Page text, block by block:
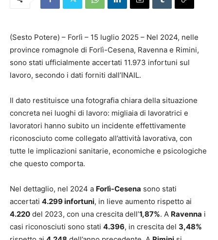
(Sesto Potere) – Forlì – 15 luglio 2025 – Nel 2024, nelle
province romagnole di Forlì-Cesena, Ravenna e Rimini,
sono stati ufficialmente accertati 11.973 infortuni sul
lavoro, secondo i dati forniti dall’INAIL.
Il dato restituisce una fotografia chiara della situazione
concreta nei luoghi di lavoro: migliaia di lavoratrici e
lavoratori hanno subito un incidente effettivamente
riconosciuto come collegato all’attività lavorativa, con
tutte le implicazioni sanitarie, economiche e psicologiche
che questo comporta.
Nel dettaglio, nel 2024 a Forlì-Cesena sono stati
accertati 4.299 infortuni, in lieve aumento rispetto ai
4.220 del 2023, con una crescita dell’1,87%. A Ravenna i
casi riconosciuti sono stati 4.396, in crescita del 3,48%